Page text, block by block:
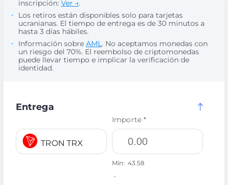
inscripción: Ver →.
Los retiros están disponibles solo para tarjetas
ucranianas. El tiempo de entrega es de 30 minutos a
hasta 3 días hábiles.
Información sobre AML. No aceptamos monedas con
un riesgo del 70%. El reembolso de criptomonedas
puede llevar tiempo e implicar la verificación de
identidad.
Entrega
TRON TRX
Importe *
Mín: 43.58
-